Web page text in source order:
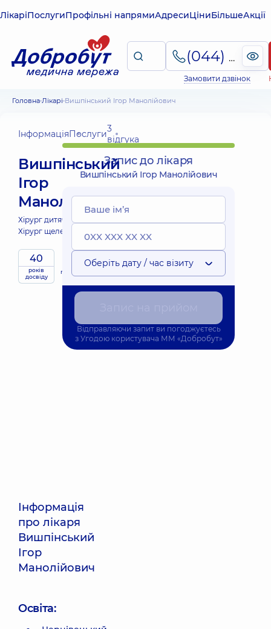
ЛікаріПослугиПрофільні напрямиАдресиЦіниБільшеАкції
(044) 495-2-888
Замовити дзвінок
Головна Лікарі Вишпінський Ігор Манолійович
ІнформаціяПослуги3
відгука
Вишпінський
Ігор
Манолійович
Хірург дитячий;
Хірург щелепно-лицевий;
40
років
досвіду
приймає
дітей
Інформація
про лікаря
Вишпінський
Ігор
Манолійович
Освіта:
Запис до лікаря
Вишпінський Ігор Манолійович
Оберіть дату / час візиту
Відправляючи запит ви погоджуєтесь
з Угодою користувача ММ «Добробут»